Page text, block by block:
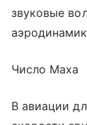
звуковые
Число Маха
В авиации